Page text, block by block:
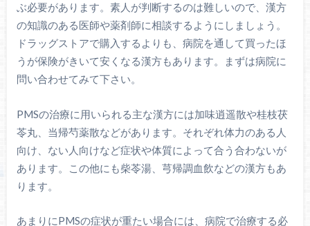
ぶ必要があります。素人が判断するのは難しいので、漢方
の知識のある医師や薬剤師に相談するようにしましょう。
ドラッグストアで購入するよりも、病院を通して買ったほ
うが保険がきいて安くなる漢方もあります。まずは病院に
問い合わせてみて下さい。
PMSの治療に用いられる主な漢方には加味逍遥散や桂枝茯
苓丸、当帰芍薬散などがあります。それぞれ体力のある人
向け、ない人向けなど症状や体質によって合う合わないが
あります。この他にも柴苓湯、芎帰調血飲などの漢方もあ
ります。
あまりにPMSの症状が重たい場合には、病院で治療する必